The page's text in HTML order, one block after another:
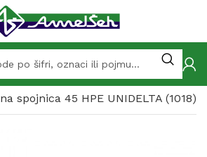
spojnica 45 HPE UNIDELTA (1018)